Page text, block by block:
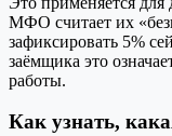
МФО считает их
зафиксировать 5%
заёмщика это
работы.
Как узнать,